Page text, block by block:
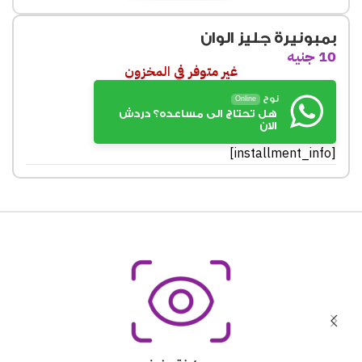
بمبونيرة جليز الوان
10 جنيه
غير متوفر في المخزون
نوح Online
هل تحتاج الى مساعده؟ دردش
الان
[installment_info]